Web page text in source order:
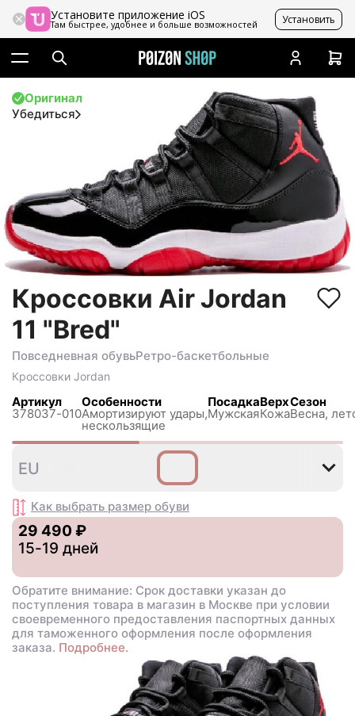
Установите приложение iOS
Там быстрее, удобнее и больше возможностей Установить
Оригинал
Убедиться
Кроссовки Air Jordan
11 "Bred"
Повседневная обувьРетро-баскетбольные
Кроссовки Jordan
Артикул
378037-010
Особенности
Амортизируют удары,
нескользящиe
Посадка
Мужская
Верх
Кожа
Сезон
Весна,
45
EU
Как выбрать размер обуви
29 490 ₽
15-19 дней
Обратите внимание: Срок доставки указан до
поступления товара в магазин в Москве при условии
своевременного предоставления паспортных данных
для таможенного оформления после оформления
заказа. Подробнее.